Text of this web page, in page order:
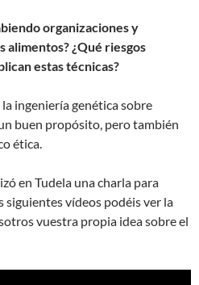
organizaciones y
alimentos? ¿Qué riesgos
estas técnicas?
ingeniería genética sobre
buen propósito, pero también
ética.
en Tudela una charla para
siguientes vídeos podéis ver la
vuestra propia idea sobre el